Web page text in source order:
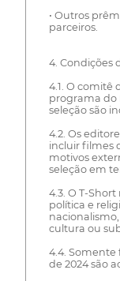
• Outros
parceiros.
4. Condições
4.1. O comitê
programa do
seleção são
4.2. Os
incluir filmes
motivos
seleção em
4.3. O T-
política e
cultura ou
4.4. Somente
de 2024 são